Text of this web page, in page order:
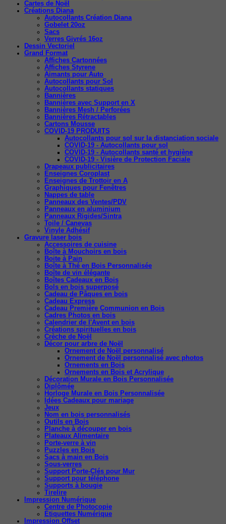
Cartes de Noël
Créations Diana
Autocollants Création Diana
Gobelet 20oz
Sacs
Verres Givrés 16oz
Dessin Vectoriel
Grand Format
Affiches Cartonnées
Affiches Styrene
Aimants pour Auto
Autocollants pour Sol
Autocollants statiques
Bannières
Bannières avec Support en X
Bannières Mesh / Perforées
Bannières Rétractables
Cartons Mousse
COVID-19 PRODUITS
Autocollants pour sol sur la distanciation sociale
COVID-19 - Autocollants pour sol
COVID-19 - Autocollants santé et hygiène
COVID-19 - Visière de Protection Faciale
Drapeaux publicitaires
Enseignes Coroplast
Enseignes de Trottoir en A
Graphiques pour Fenêtres
Nappes de table
Panneaux des Ventes/PDV
Panneaux en aluminium
Panneaux Rigides/Sintra
Toile / Canevas
Vinyle Adhésif
Gravure laser bois
Accessoires de cuisine
Boîte à Mouchoirs en bois
Boite à Pain
Boîte à Thé en Bois Personnalisée
Boîte de vin élégante
Boîtes Cadeaux en Bois
Bols en bois superposé
Cadeau de Pâques en bois
Cadeau Express
Cadeau Première Communion en Bois
Cadres Photos en bois
Calendrier de l'Avent en bois
Créations spirituelles en bois
Crèche de Noël
Décor pour arbre de Noël
Ornement de Noël personnalisé
Ornement de Noël personnalisé avec photos
Ornements en Bois
Ornements en Bois et Acrylique
Décoration Murale en Bois Personnalisée
Diplômée
Horloge Murale en Bois Personnalisée
Idées Cadeaux pour mariage
Jeux
Nom en bois personnalisés
Outils en Bois
Planche à découper en bois
Plateaux Alimentaire
Porte-verre à vin
Puzzles en Bois
Sacs à main en Bois
Sous-verres
Support Porte-Clés pour Mur
Support pour téléphone
Supports à bougie
Tirelire
Impression Numérique
Centre de Photocopie
Étiquettes Numérique
Impression Offset